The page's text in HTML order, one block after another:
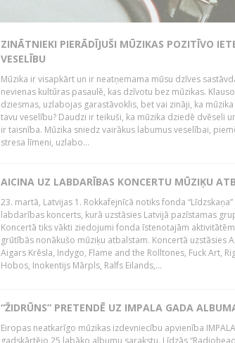
ZINĀTNIEKI PIERĀDĪJUŠI MŪZIKAS POZITĪVO
VESELĪBU
Mūzika ir visapkārt un ir neatņemama mūsu dzīves
nevienas kultūras pasaulē, kas dzīvotu bez mūzikas.
dziesmas, uzlabojas garastāvoklis, bet vai zināji, ka
tavu veselību? Daudzi ir teikuši, ka mūzika dziedē dvēseli
ir taisnība. Mūzika sniedz vairākus labumus veselībai,
stresa līmeni, uzlabo...
AICINA UZ LABDARĪBAS KONCERTU MŪZIĶU
23. martā, Latvijas 1. Rokkafejnīcā notiks fonda
labdarības koncerts, kurā uzstāsies Latvijā pazīstamas
Koncertā tiks vākti ziedojumi fonda īstenotajām
grūtībās nonākušo mūziķu atbalstam. Koncertā uzstāsies
Aigars Krēsla, Indygo, Flame and the Rolltones, Fuck Art,
Hobos, Inokentijs Mārpls, Ralfs Eilands,...
“ŽIDRŪNS” PRETENDĒ UZ IMPALA GADA
Eiropas neatkarīgo mūzikas izdevniecību apvienība